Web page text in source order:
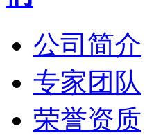
公司简介
专家团队
荣誉资质